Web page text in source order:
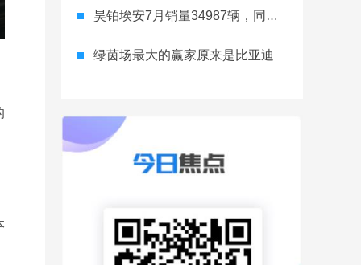
昊铂埃安7月销量34987辆，同比增长31.74%，全新Ray系列蓄势待发
绿茵场最大的赢家原来是比亚迪